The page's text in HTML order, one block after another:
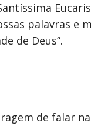
palavras e
de Deus”.
de falar na